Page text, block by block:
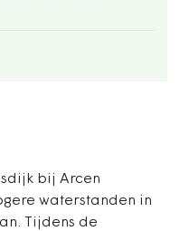
bij Arcen
waterstanden in
Tijdens de